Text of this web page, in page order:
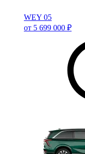
WEY 05
от 5 699 000 ₽